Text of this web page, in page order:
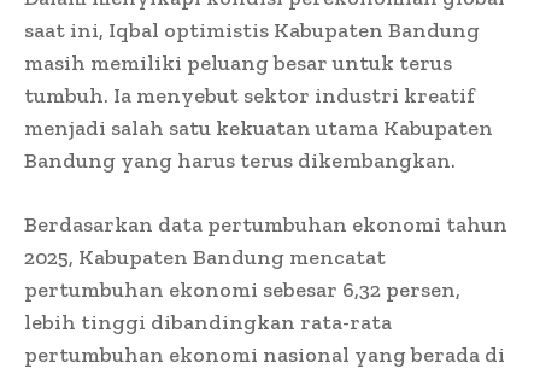
saat ini, Iqbal optimistis Kabupaten Bandung
masih memiliki peluang besar untuk terus
tumbuh. Ia menyebut sektor industri kreatif
menjadi salah satu kekuatan utama Kabupaten
Bandung yang harus terus dikembangkan.
Berdasarkan data pertumbuhan ekonomi tahun
2025, Kabupaten Bandung mencatat
pertumbuhan ekonomi sebesar 6,32 persen,
lebih tinggi dibandingkan rata-rata
pertumbuhan ekonomi nasional yang berada di